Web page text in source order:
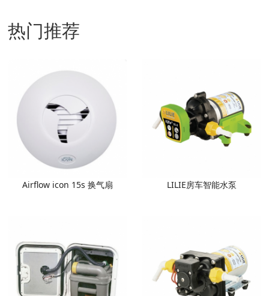
热门推荐
Airflow icon 15s 换气扇 LILIE房车智能水泵